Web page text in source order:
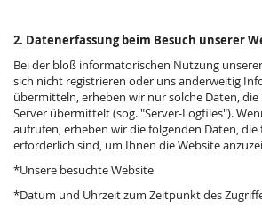
2. Datenerfassung beim Besuch unserer
Bei der bloß informatorischen Nutzung
sich nicht registrieren oder uns anderweitig
übermitteln, erheben wir nur solche Daten,
Server übermittelt (sog. "Server-Logfiles").
aufrufen, erheben wir die folgenden Daten, die
erforderlich sind, um Ihnen die Website
*Unsere besuchte Website
*Datum und Uhrzeit zum Zeitpunkt des